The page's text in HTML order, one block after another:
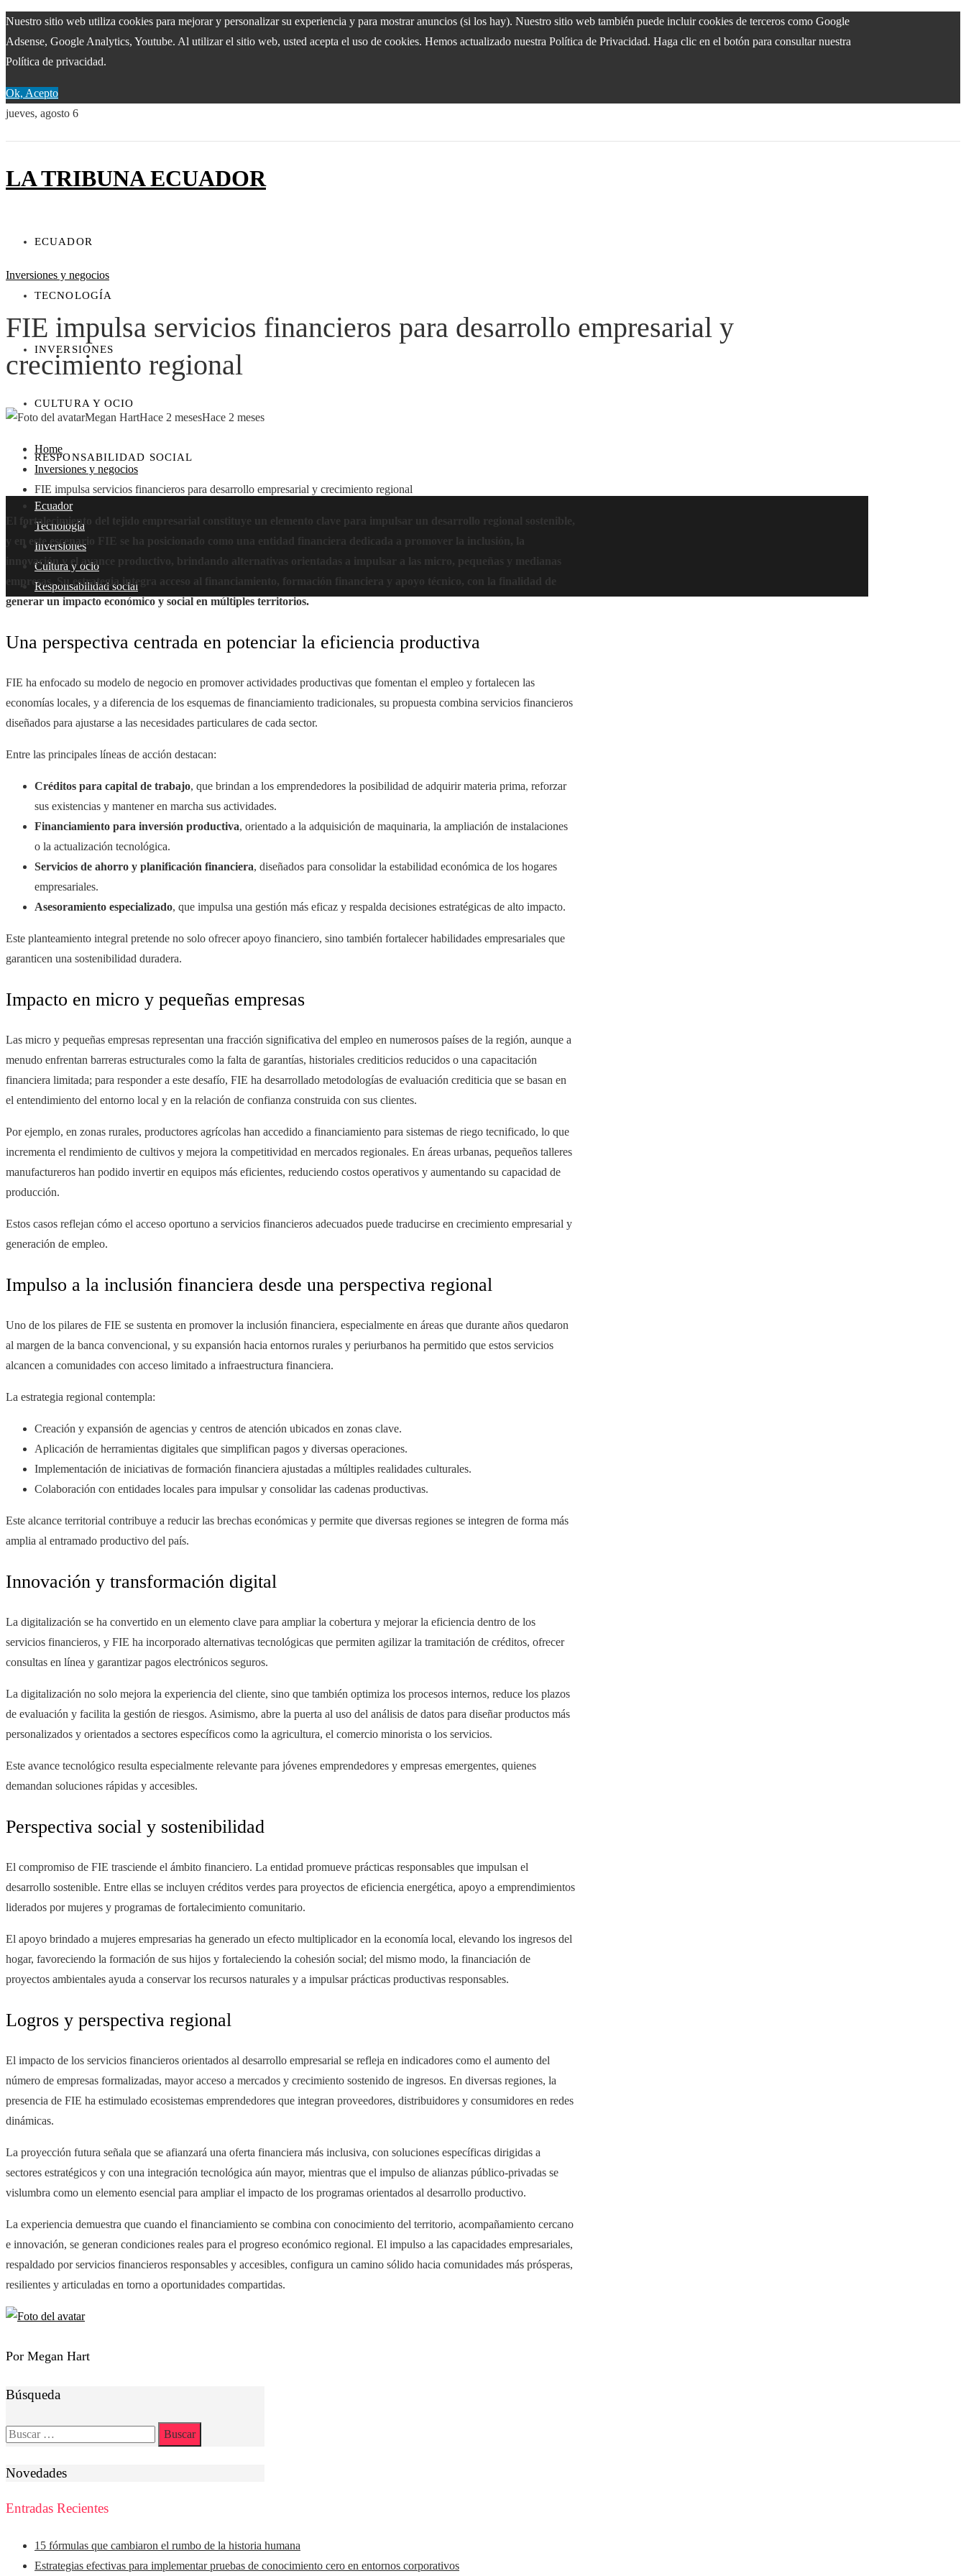
Nuestro sitio web utiliza cookies para mejorar y personalizar su experiencia y para mostrar anuncios (si los hay). Nuestro sitio web también puede incluir cookies de terceros como Google
Adsense, Google Analytics, Youtube. Al utilizar el sitio web, usted acepta el uso de cookies. Hemos actualizado nuestra Política de Privacidad. Haga clic en el botón para consultar nuestra
Política de privacidad.
Ok, Acepto
jueves, agosto 6
LA TRIBUNA ECUADOR
ECUADOR
TECNOLOGÍA
INVERSIONES
CULTURA Y OCIO
RESPONSABILIDAD SOCIAL
Ecuador
Tecnología
Inversiones
Cultura y ocio
Responsabilidad social
Inversiones y negocios
FIE impulsa servicios financieros para desarrollo empresarial y
crecimiento regional
Megan HartHace 2 mesesHace 2 meses
Home
Inversiones y negocios
FIE impulsa servicios financieros para desarrollo empresarial y crecimiento regional
El fortalecimiento del tejido empresarial constituye un elemento clave para impulsar un desarrollo regional sostenible,
y en este escenario FIE se ha posicionado como una entidad financiera dedicada a promover la inclusión, la
innovación y el avance productivo, brindando alternativas orientadas a impulsar a las micro, pequeñas y medianas
empresas. Su estrategia integra acceso al financiamiento, formación financiera y apoyo técnico, con la finalidad de
generar un impacto económico y social en múltiples territorios.
Una perspectiva centrada en potenciar la eficiencia productiva
FIE ha enfocado su modelo de negocio en promover actividades productivas que fomentan el empleo y fortalecen las
economías locales, y a diferencia de los esquemas de financiamiento tradicionales, su propuesta combina servicios financieros
diseñados para ajustarse a las necesidades particulares de cada sector.
Entre las principales líneas de acción destacan:
Créditos para capital de trabajo, que brindan a los emprendedores la posibilidad de adquirir materia prima, reforzar
sus existencias y mantener en marcha sus actividades.
Financiamiento para inversión productiva, orientado a la adquisición de maquinaria, la ampliación de instalaciones
o la actualización tecnológica.
Servicios de ahorro y planificación financiera, diseñados para consolidar la estabilidad económica de los hogares
empresariales.
Asesoramiento especializado, que impulsa una gestión más eficaz y respalda decisiones estratégicas de alto impacto.
Este planteamiento integral pretende no solo ofrecer apoyo financiero, sino también fortalecer habilidades empresariales que
garanticen una sostenibilidad duradera.
Impacto en micro y pequeñas empresas
Las micro y pequeñas empresas representan una fracción significativa del empleo en numerosos países de la región, aunque a
menudo enfrentan barreras estructurales como la falta de garantías, historiales crediticios reducidos o una capacitación
financiera limitada; para responder a este desafío, FIE ha desarrollado metodologías de evaluación crediticia que se basan en
el entendimiento del entorno local y en la relación de confianza construida con sus clientes.
Por ejemplo, en zonas rurales, productores agrícolas han accedido a financiamiento para sistemas de riego tecnificado, lo que
incrementa el rendimiento de cultivos y mejora la competitividad en mercados regionales. En áreas urbanas, pequeños talleres
manufactureros han podido invertir en equipos más eficientes, reduciendo costos operativos y aumentando su capacidad de
producción.
Estos casos reflejan cómo el acceso oportuno a servicios financieros adecuados puede traducirse en crecimiento empresarial y
generación de empleo.
Impulso a la inclusión financiera desde una perspectiva regional
Uno de los pilares de FIE se sustenta en promover la inclusión financiera, especialmente en áreas que durante años quedaron
al margen de la banca convencional, y su expansión hacia entornos rurales y periurbanos ha permitido que estos servicios
alcancen a comunidades con acceso limitado a infraestructura financiera.
La estrategia regional contempla:
Creación y expansión de agencias y centros de atención ubicados en zonas clave.
Aplicación de herramientas digitales que simplifican pagos y diversas operaciones.
Implementación de iniciativas de formación financiera ajustadas a múltiples realidades culturales.
Colaboración con entidades locales para impulsar y consolidar las cadenas productivas.
Este alcance territorial contribuye a reducir las brechas económicas y permite que diversas regiones se integren de forma más
amplia al entramado productivo del país.
Innovación y transformación digital
La digitalización se ha convertido en un elemento clave para ampliar la cobertura y mejorar la eficiencia dentro de los
servicios financieros, y FIE ha incorporado alternativas tecnológicas que permiten agilizar la tramitación de créditos, ofrecer
consultas en línea y garantizar pagos electrónicos seguros.
La digitalización no solo mejora la experiencia del cliente, sino que también optimiza los procesos internos, reduce los plazos
de evaluación y facilita la gestión de riesgos. Asimismo, abre la puerta al uso del análisis de datos para diseñar productos más
personalizados y orientados a sectores específicos como la agricultura, el comercio minorista o los servicios.
Este avance tecnológico resulta especialmente relevante para jóvenes emprendedores y empresas emergentes, quienes
demandan soluciones rápidas y accesibles.
Perspectiva social y sostenibilidad
El compromiso de FIE trasciende el ámbito financiero. La entidad promueve prácticas responsables que impulsan el
desarrollo sostenible. Entre ellas se incluyen créditos verdes para proyectos de eficiencia energética, apoyo a emprendimientos
liderados por mujeres y programas de fortalecimiento comunitario.
El apoyo brindado a mujeres empresarias ha generado un efecto multiplicador en la economía local, elevando los ingresos del
hogar, favoreciendo la formación de sus hijos y fortaleciendo la cohesión social; del mismo modo, la financiación de
proyectos ambientales ayuda a conservar los recursos naturales y a impulsar prácticas productivas responsables.
Logros y perspectiva regional
El impacto de los servicios financieros orientados al desarrollo empresarial se refleja en indicadores como el aumento del
número de empresas formalizadas, mayor acceso a mercados y crecimiento sostenido de ingresos. En diversas regiones, la
presencia de FIE ha estimulado ecosistemas emprendedores que integran proveedores, distribuidores y consumidores en redes
dinámicas.
La proyección futura señala que se afianzará una oferta financiera más inclusiva, con soluciones específicas dirigidas a
sectores estratégicos y con una integración tecnológica aún mayor, mientras que el impulso de alianzas público-privadas se
vislumbra como un elemento esencial para ampliar el impacto de los programas orientados al desarrollo productivo.
La experiencia demuestra que cuando el financiamiento se combina con conocimiento del territorio, acompañamiento cercano
e innovación, se generan condiciones reales para el progreso económico regional. El impulso a las capacidades empresariales,
respaldado por servicios financieros responsables y accesibles, configura un camino sólido hacia comunidades más prósperas,
resilientes y articuladas en torno a oportunidades compartidas.
Por Megan Hart
Búsqueda
Buscar:
Novedades
Entradas Recientes
15 fórmulas que cambiaron el rumbo de la historia humana
Estrategias efectivas para implementar pruebas de conocimiento cero en entornos corporativos